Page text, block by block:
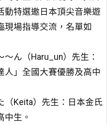
動特選邀日本頂尖音樂遊
現場指導交流，名單如
〜ん（Haru_un）先生：
人」全國大賽優勝及高中
（Keita）先生：日本金氏
中生。